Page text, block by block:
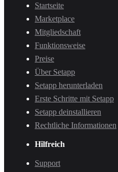
Startseite
Marketplace
Mitgliedschaft
Funktionsweise
Preise
Über Setapp
Setapp herunterladen
Erste Schritte mit Setapp
Setapp deinstallieren
Rechtliche Informationen
Hilfreich
Support